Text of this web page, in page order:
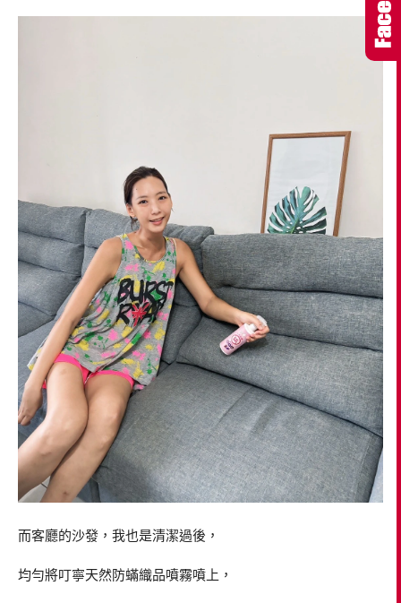
而客廳的沙發，我也是清潔過後，
均勻將叮寧天然防蟎織品噴霧噴上，